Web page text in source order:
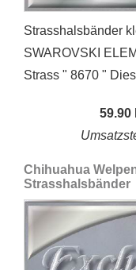
Strasshalsbänder
SWAROVSKI
Strass " 8670 "
59.90
Chihuahua
Strasshalsbänder